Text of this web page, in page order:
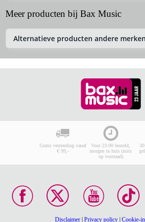
Meer producten bij Bax Music
Alternatieve producten andere merken
Gratis verzending vanaf
€ 99,-
Voor 23:00 besteld,
morgen in huis (mits
op voorraad)
Disclaimer| Privacy policy| Cookie-